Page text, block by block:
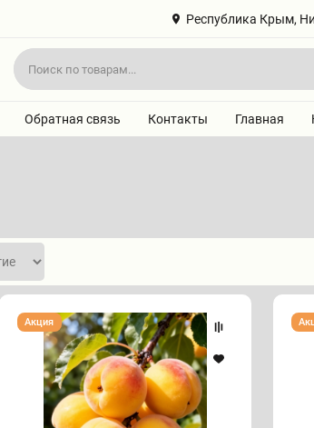
Республика Крым,
Обратная связь Контакты Главная
Абрикос
"АВГУСТИН"
среднеранний
Акция